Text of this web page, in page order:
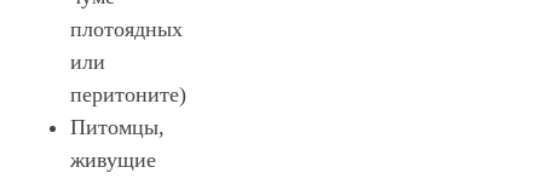
плотоядных
или
перитоните)
Питомцы,
живущие